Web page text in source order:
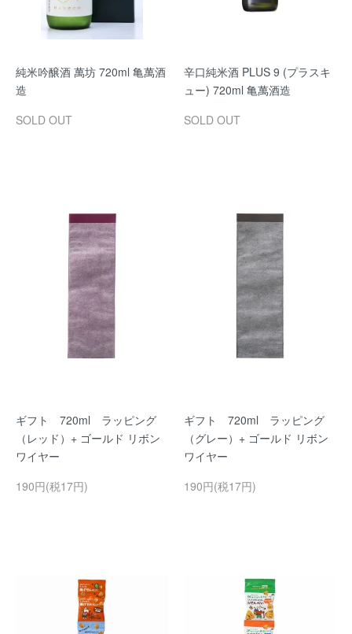
純米吟醸酒 萬坊 720ml 亀萬酒
造
SOLD OUT
辛口純米酒 PLUS 9 (プラスキ
ュー) 720ml 亀萬酒造
SOLD OUT
ギフト 720ml ラッピング
（レッド）+ ゴールド リボン
ワイヤー
190円(税17円)
ギフト 720ml ラッピング
（グレー）+ ゴールド リボン
ワイヤー
190円(税17円)